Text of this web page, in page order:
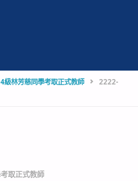
級林芳慈同學考取正式教師
2222-
取正式教師